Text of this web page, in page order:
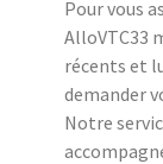
Pour vous
AlloVTC33
récents et
demander
Notre